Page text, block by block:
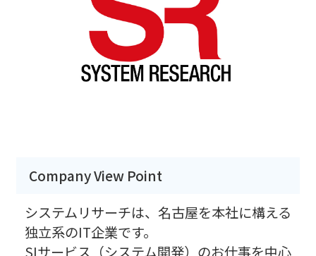
Company View Point
システムリサーチは、名古屋を本社に構える
独立系のIT企業です。
SIサービス（システム開発）のお仕事を中心